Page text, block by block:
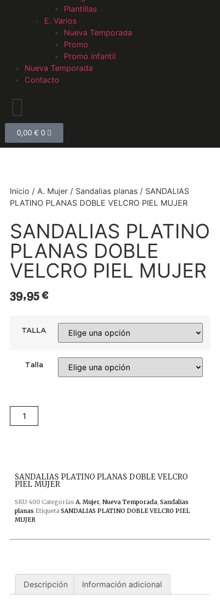
Plantillas
E. Varios
Nueva Temporada
Promo
Promo infantil
Nueva Temporada
Contacto
0,00 € 0
Inicio / A. Mujer / Sandalias planas / SANDALIAS
PLATINO PLANAS DOBLE VELCRO PIEL MUJER
SANDALIAS PLATINO
PLANAS DOBLE
VELCRO PIEL MUJER
39,95€
TALLA
Talla
SANDALIAS PLATINO PLANAS DOBLE VELCRO
PIEL MUJER
SKU 400 Categorías A. Mujer, Nueva Temporada, Sandalias
planas Etiqueta SANDALIAS PLATINO DOBLE VELCRO PIEL
MUJER
Descripción Información adicional